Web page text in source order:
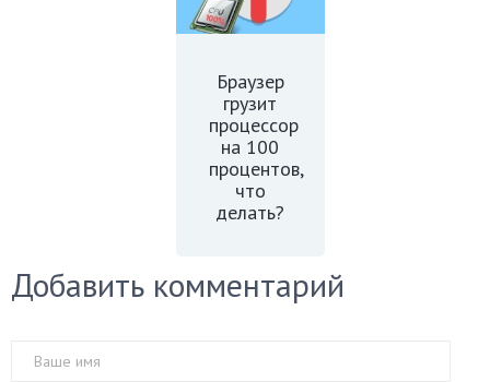
Браузер
грузит
процессор
на 100
процентов,
что
делать?
Добавить комментарий